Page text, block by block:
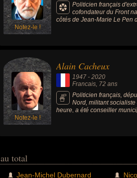
Notez-le !
Politicien français
cofondateur du Front
côtés de Jean-Marie Le Pen
premier vice-président de
Conseiller régional du
Notez-le !
Alain Cacheux
1947 -2020
Francais , 72 ans
Politicien français,
Nord, militant
heure, a été conseiller
communautaire à Lille, ainsi
au total
Jean-Michel Dubernard